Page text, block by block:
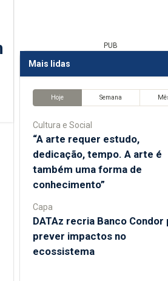
PUB
Mais lidas
Hoje Semana
Cultura e Social
“A arte requer estudo,
dedicação, tempo. A arte é
também uma forma de
conhecimento”
Capa
DATAz recria Banco Condor
prever impactos no
ecossistema